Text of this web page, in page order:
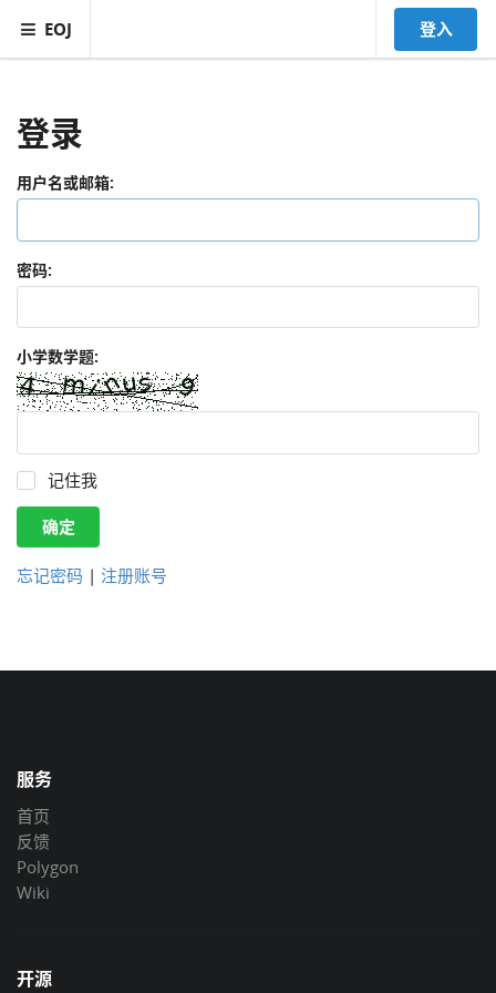
EOJ 登入
登录
用户名或邮箱:
密码:
小学数学题:
记住我
确定
忘记密码 | 注册账号
服务
首页
反馈
Polygon
Wiki
开源